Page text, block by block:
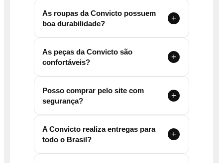
As roupas da Convicto possuem
boa durabilidade?
As peças da Convicto são
confortáveis?
Posso comprar pelo site com
segurança?
A Convicto realiza entregas para
todo o Brasil?